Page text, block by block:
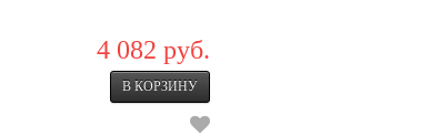
4 082 руб.